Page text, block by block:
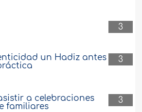
3
3
un Hadiz antes
3
a celebraciones
familiares